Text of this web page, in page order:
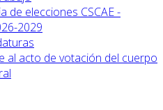
de elecciones CSCAE -
2029
al acto de votación del cuerpo